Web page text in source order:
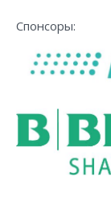
Спонсоры: